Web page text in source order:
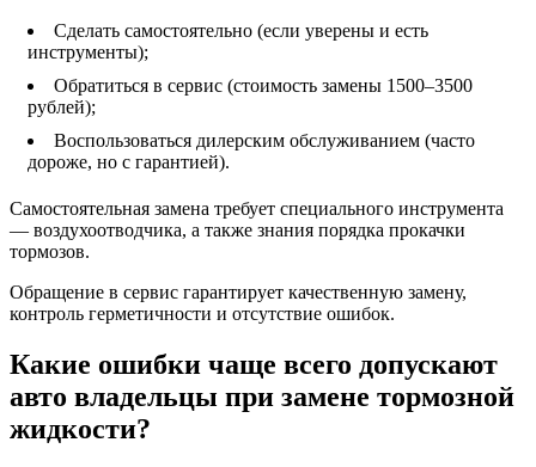
Сделать самостоятельно (если уверены и есть
инструменты);
Обратиться в сервис (стоимость замены 1500–3500
рублей);
Воспользоваться дилерским обслуживанием (часто
дороже, но с гарантией).
Самостоятельная замена требует специального инструмента
— воздухоотводчика, а также знания порядка прокачки
тормозов.
Обращение в сервис гарантирует качественную замену,
контроль герметичности и отсутствие ошибок.
Какие ошибки чаще всего допускают
авто владельцы при замене тормозной
жидкости?